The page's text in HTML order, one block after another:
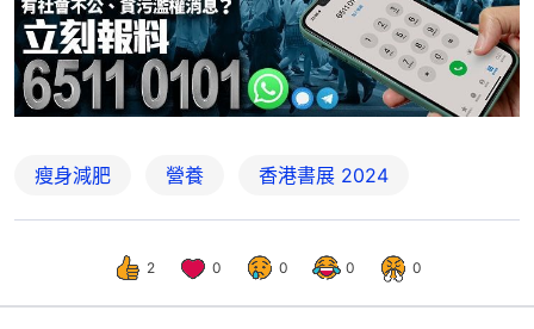
瘦身減肥 營養 香港書展 2024
2 0 0 0 0